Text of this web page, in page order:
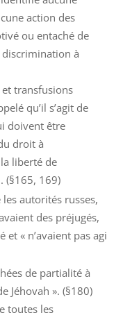
action des
ou entaché de
à
transfusions
qu’il s’agit de
doivent être
droit à
liberté de
(§165, 169)
autorités russes,
des préjugés,
« n’avaient pas agi
de partialité à
Jéhovah ». (§180)
toutes les